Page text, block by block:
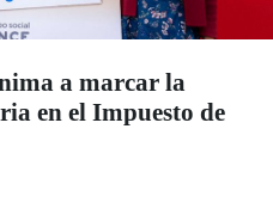
a marcar la
en el Impuesto de